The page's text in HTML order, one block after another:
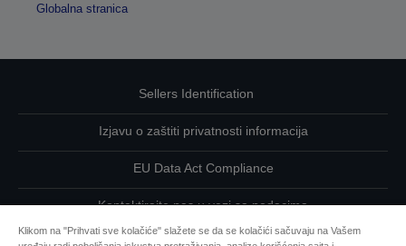
Globalna stranica
Sellers Identification
Izjavu o zaštiti privatnosti informacija
EU Data Act Compliance
Kontaktirajte nas u vezi sa podacima
Informacije o kolačićima
Klikom na "Prihvati sve kolačiće" slažete se da se kolačići sačuvaju na Vašem